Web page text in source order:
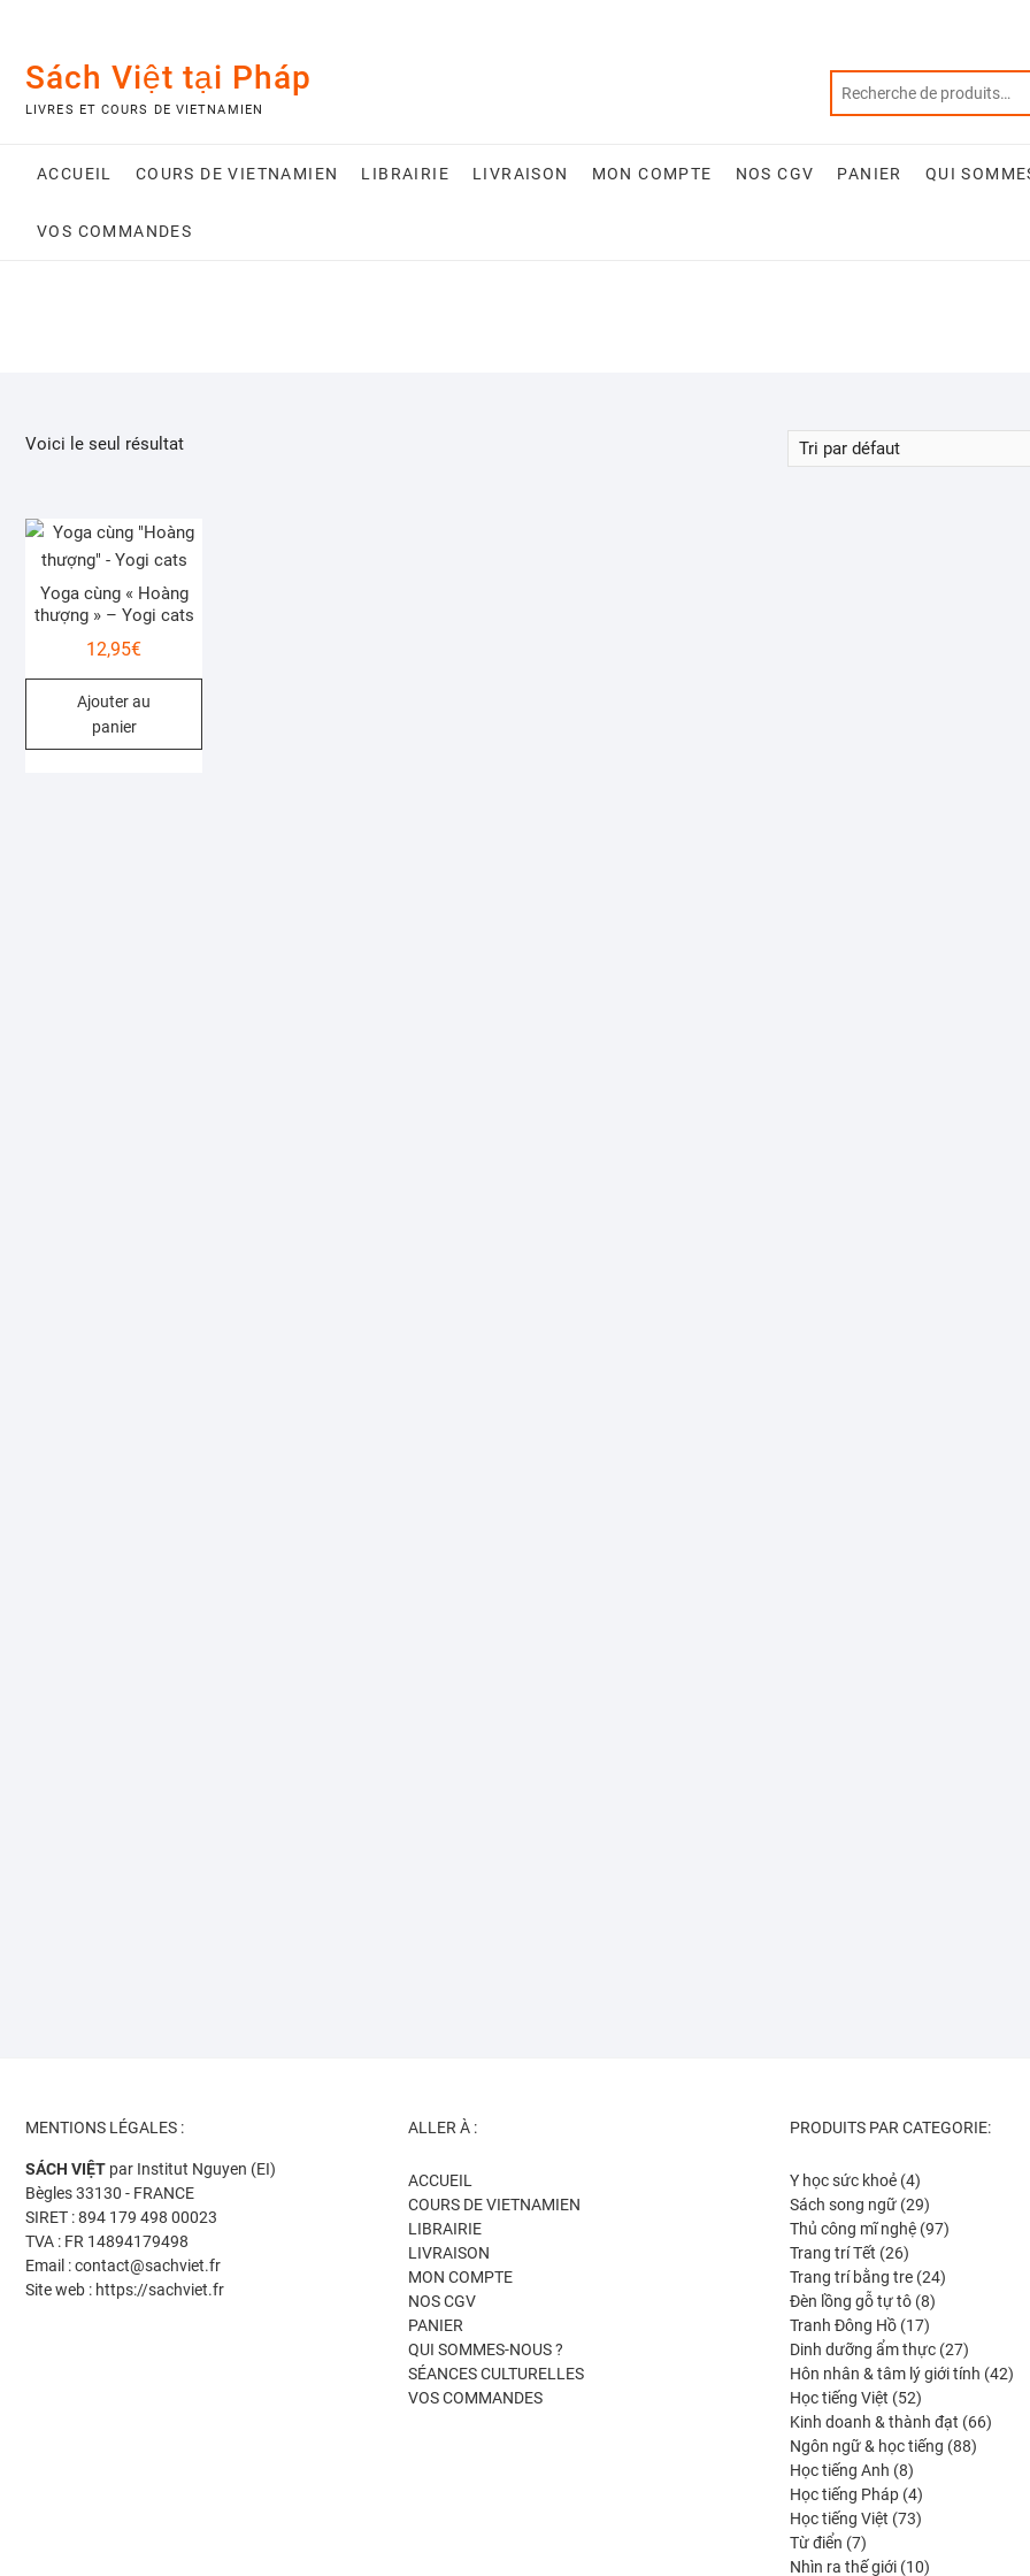
contentSách Việt tại Pháp
LIVRES ET COURS DE VIETNAMIEN
ACCUEIL COURS DE VIETNAMIEN LIBRAIRIE LIVRAISON MON COMPTE NOS CGV PANIER QUI
VOS COMMANDES
Voici le seul résultat
Yoga cùng « Hoàng
thượng » – Yogi cats
12,95€
Ajouter au
panier
MENTIONS LÉGALES :
SÁCH VIỆT par Institut Nguyen (EI)
Bègles 33130 - FRANCE
SIRET : 894 179 498 00023
TVA : FR 14894179498
Email : contact@sachviet.fr
Site web : https://sachviet.fr
ALLER À :
ACCUEIL
COURS DE VIETNAMIEN
LIBRAIRIE
LIVRAISON
MON COMPTE
NOS CGV
PANIER
QUI SOMMES-NOUS ?
SÉANCES CULTURELLES
VOS COMMANDES
PRODUITS PAR CATEGORIE:
Y học sức khoẻ 44
produits
Sách song ngữ 2929
produits
Thủ công mĩ nghệ 9797
Trang trí Tết 2626
produits
Trang trí bằng tre 2424
Đèn lồng gỗ tự tô 88
Tranh Đông Hồ 1717
produits
Dinh dưỡng ẩm thực 2727
produits
Hôn nhân & tâm lý giới tính 4242
Học tiếng Việt 5252
produits
Kinh doanh & thành đạt 6666
Ngôn ngữ & học tiếng 8888
Học tiếng Anh 88
produits
Học tiếng Pháp 44
produits
Học tiếng Việt 7373
Từ điển 77
produits
Nhìn ra thế giới 1010